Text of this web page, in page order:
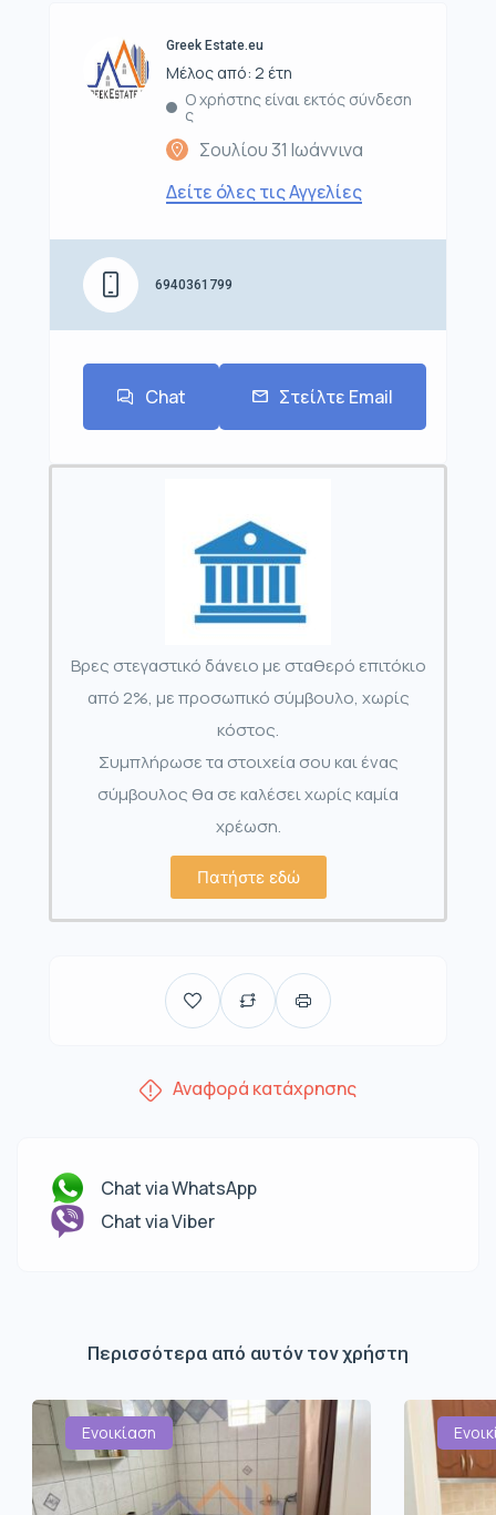
Greek Estate.eu
Μέλος από: 2 έτη
Ο χρήστης είναι εκτός σύνδεση
ς
Σουλίου 31 Ιωάννινα
Δείτε όλες τις Αγγελίες
6940361799
Chat Στείλτε Email
Βρες στεγαστικό δάνειο με σταθερό επιτόκιο
από 2%, με προσωπικό σύμβουλο, χωρίς
κόστος.
Συμπλήρωσε τα στοιχεία σου και ένας
σύμβουλος θα σε καλέσει χωρίς καμία
χρέωση.
Πατήστε εδώ
Αναφορά κατάχρησης
Chat via WhatsApp
Chat via Viber
Περισσότερα από αυτόν τον χρήστη
Ενοικίαση